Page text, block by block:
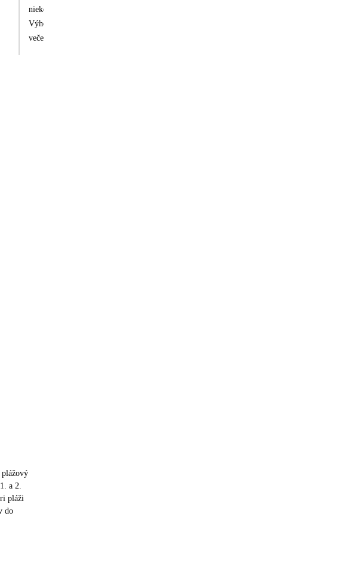
niekedy nestíhala, alebo vypínala, tak sa nedalo dobre spať.Strava bola veľmi chutná, len
Výhoda bola,že sme mali pridelený stôl a jedáleň nebola preplnená. Večera začínala 7:45 čo
večeri bolo víno a voda.Lehátok na pláži bolo dosť,boli zdarma. Pláž a more boli v
plážový
a 2.
pláži
do